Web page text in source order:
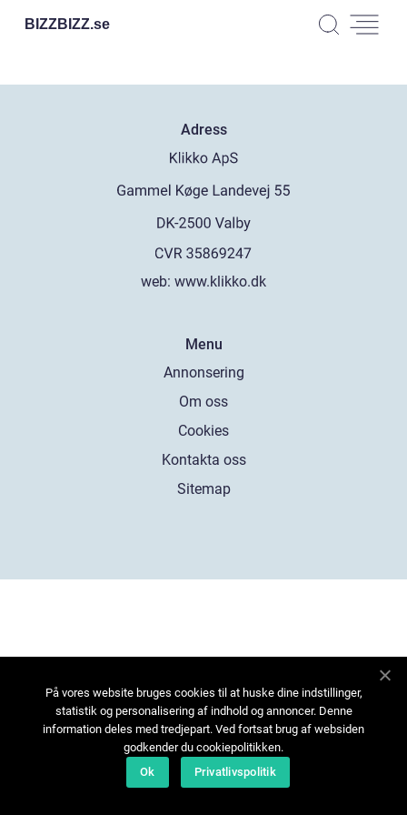
BIZZBIZZ.se
Adress
web: www.klikko.dk
Menu
Annonsering
Om oss
Cookies
Kontakta oss
Sitemap
På vores website bruges cookies til at huske dine indstillinger,
statistik og personalisering af indhold og annoncer. Denne
information deles med tredjepart. Ved fortsat brug af websiden
godkender du cookiepolitikken.
Ok
Privatlivspolitik